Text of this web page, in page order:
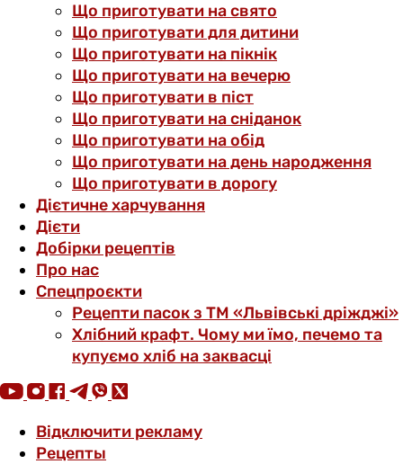
Що приготувати на свято
Що приготувати для дитини
Що приготувати на пікнік
Що приготувати на вечерю
Що приготувати в піст
Що приготувати на сніданок
Що приготувати на обід
Що приготувати на день народження
Що приготувати в дорогу
Дієтичне харчування
Дієти
Добірки рецептів
Про нас
Спецпроєкти
Рецепти пасок з ТМ «Львівські дріжджі»
Хлібний крафт. Чому ми їмо, печемо та
купуємо хліб на заквасці
Відключити рекламу
Рецепты